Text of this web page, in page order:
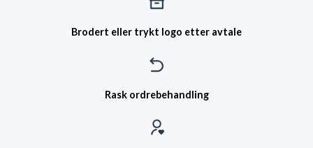
Brodert eller trykt logo etter avtale
Rask ordrebehandling